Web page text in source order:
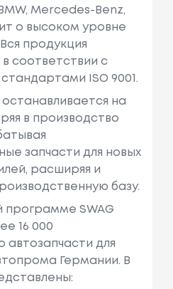
Mercedes-Benz,
о высоком уровне
продукция
соответствии с
ISO 9001.
на
в производство
запчасти для новых
расширяя и
базу.
программе SWAG
16 000
автозапчасти для
Германии. В